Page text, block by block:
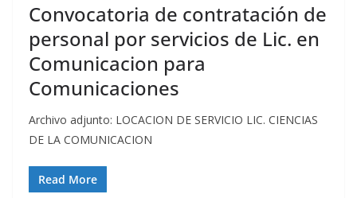
Convocatoria de contratación de
personal por servicios de Lic. en
Comunicacion para
Comunicaciones
Archivo adjunto: LOCACION DE SERVICIO LIC. CIENCIAS
DE LA COMUNICACION
Read More